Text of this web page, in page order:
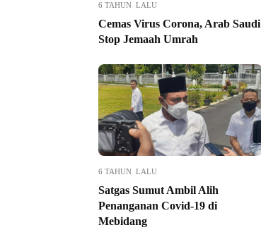
6 TAHUN LALU
Cemas Virus Corona, Arab Saudi
Stop Jemaah Umrah
6 TAHUN LALU
Satgas Sumut Ambil Alih
Penanganan Covid-19 di
Mebidang